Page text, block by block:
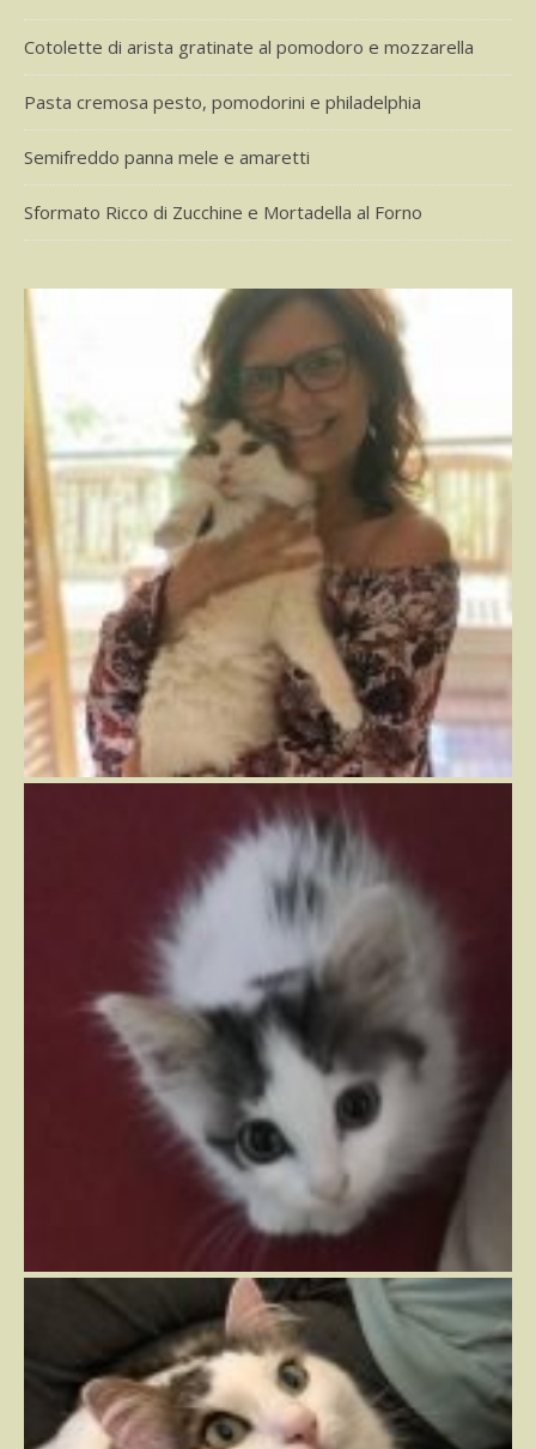
Cotolette di arista gratinate al pomodoro e mozzarella
Pasta cremosa pesto, pomodorini e philadelphia
Semifreddo panna mele e amaretti
Sformato Ricco di Zucchine e Mortadella al Forno